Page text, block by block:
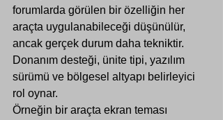
forumlarda görülen bir özelliğin her
araçta uygulanabileceği düşünülür,
ancak gerçek durum daha tekniktir.
Donanım desteği, ünite tipi, yazılım
sürümü ve bölgesel altyapı belirleyici
rol oynar.
Örneğin bir araçta ekran teması